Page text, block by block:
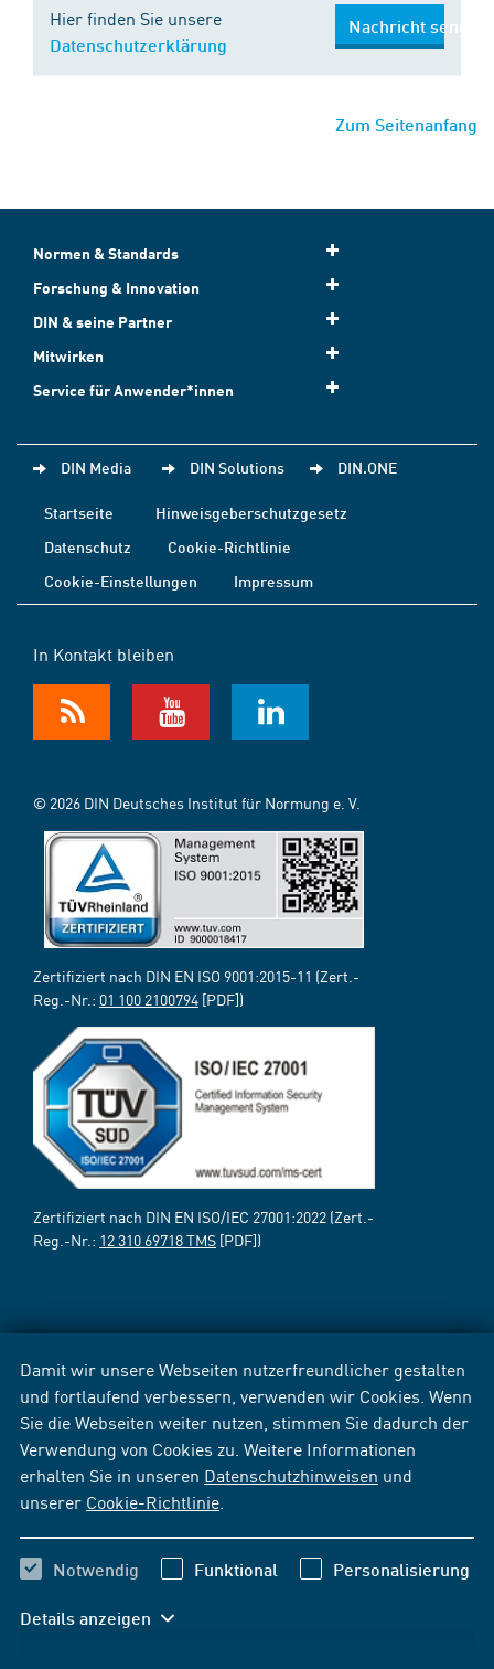
Damit wir unsere Webseiten nutzerfreundlicher gestalten
und fortlaufend verbessern, verwenden wir Cookies. Wenn
Sie die Webseiten weiter nutzen, stimmen Sie dadurch der
Verwendung von Cookies zu. Weitere Informationen
erhalten Sie in unseren Datenschutzhinweisen und
unserer Cookie-Richtlinie
Notwendig Funktional Personalisierung
Details anzeigen
Hier finden Sie unsere
Datenschutzerklärung
Nachricht senden
Zum Seitenanfang
Normen & Standards
Forschung & Innovation
DIN & seine Partner
Mitwirken
Service für Anwender*innen
DIN Media DIN Solutions DIN.ONE
Startseite
Hinweisgeberschutzgesetz
Datenschutz
Cookie-Richtlinie
Cookie-Einstellungen
Impressum
In Kontakt bleiben
© 2026 DIN Deutsches Institut für Normung e. V.
Zertifiziert nach DIN EN ISO 9001:2015-11 (Zert.-
Reg.-Nr.: 01 100 2100794 [PDF])
Zertifiziert nach DIN EN ISO/IEC 27001:2022 (Zert.-
Reg.-Nr.: 12 310 69718 TMS [PDF])